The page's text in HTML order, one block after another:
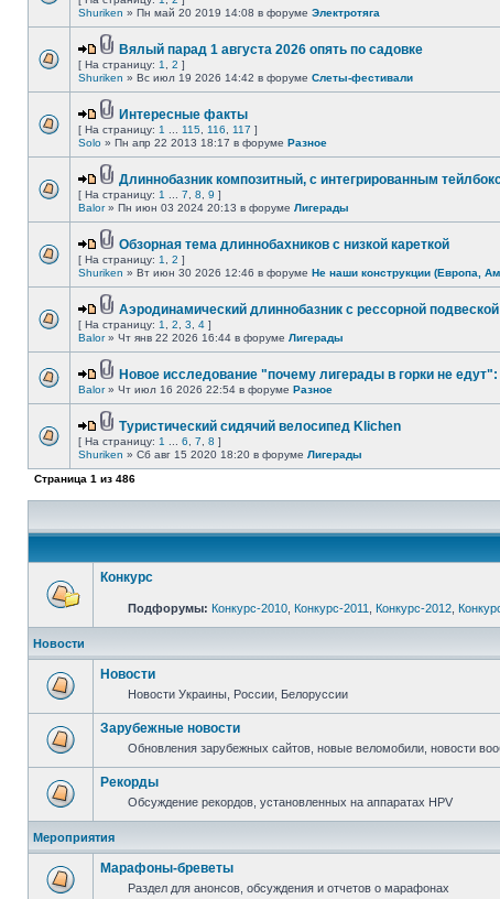
Shuriken » Пн май 20 2019 14:08 в форуме Электротяга
Вялый парад 1 августа 2026 опять по садовке
[ На страницу: 1 2 ]
Shuriken » Вс июл 19 2026 14:42 в форуме Слеты-фестивали
Интересные факты
[ На страницу: 1 115 116 117 ]
Solo » Пн апр 22 2013 18:17 в форуме Разное
Длиннобазник композитный, с интегрированным
[ На страницу: 1 7 8 9 ]
Balor» Пн июн 03 2024 20:13 в форуме Лигерады
Обзорная тема длиннобахников с низкой кареткой
[ На страницу: 1 2 ]
Shuriken » Вт июн 30 2026 12:46 в форуме Не наши конструкции (Европа,
Аэродинамический длиннобазник с рессорной подвеской
[ На страницу: 1 2 3 4 ]
Balor» Чт янв 22 2026 16:44 в форуме Лигерады
Новое исследование "почему лигерады в горки не едут":
Balor» Чт июл 16 2026 22:54 в форуме Разное
Туристический сидячий велосипед Klichen
[ На страницу: 1 6 7 8 ]
Shuriken » Сб авг 15 2020 18:20 в форуме Лигерады
Страница 1 из 486
Конкурс
Подфорумы: Конкурс-2010 Конкурс-2011 Конкурс-2012
Новости
Новости
Новости Украины, России, Белоруссии
Зарубежные новости
Обновления зарубежных сайтов, новые веломобили, новости
Рекорды
Обсуждение рекордов, установленных на аппаратах HPV
Мероприятия
Марафоны-бреветы
Раздел для анонсов, обсуждения и отчетов о марафонах